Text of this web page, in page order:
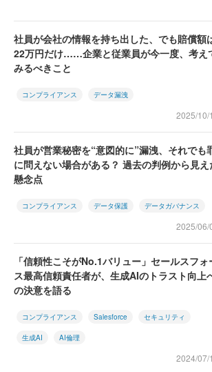
社員が会社の情報を持ち出した、でも賠償額
22万円だけ……企業と従業員が今一度、考え
みるべきこと
コンプライアンス データ漏洩
2025/10/
社員が営業秘密を“意図的に”漏洩、それでも
に問えない場合がある？ 過去の判例から見え
懸念点
コンプライアンス データ保護 データガバナンス
2025/06/
「信頼性こそがNo.1バリュー」セールスフォ
ス最高信頼責任者が、生成AIのトラスト向上
の決意を語る
コンプライアンス Salesforce セキュリティ
生成AI AI倫理
2024/07/